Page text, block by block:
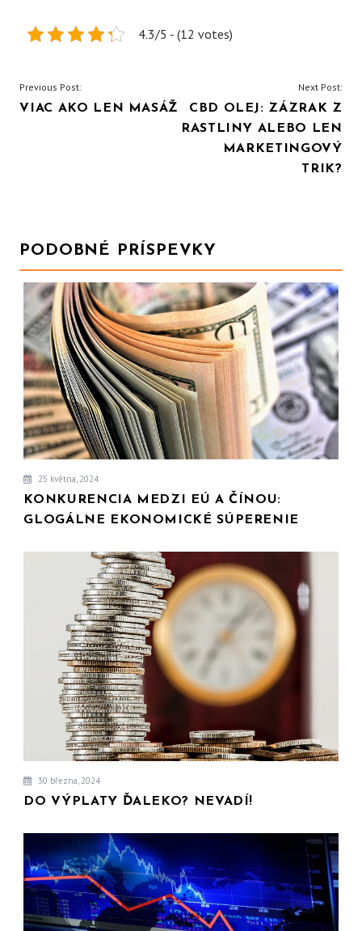
4.3/5 - (12 votes)
NAVIGACE
PRO
Previous Post:
VIAC AKO LEN MASÁŽ
Next Post:
CBD OLEJ: ZÁZRAK Z
RASTLINY ALEBO LEN
MARKETINGOVÝ
TRIK?
PODOBNÉ PRÍSPEVKY
25 května, 2024
KONKURENCIA MEDZI EÚ A ČÍNOU:
GLOGÁLNE EKONOMICKÉ SÚPERENIE
30 března, 2024
DO VÝPLATY ĎALEKO? NEVADÍ!